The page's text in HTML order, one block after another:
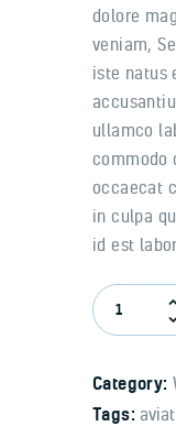
dolore
veniam,
iste natus
ullamco
commodo
occaecat
in culpa
id est
Category:
Tags: